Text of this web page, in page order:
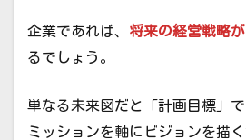
企業であれば、 将来の経営戦略
るでしょう。
単なる未来図だと「計画目標」で
ミッションを軸にビジョンを描く